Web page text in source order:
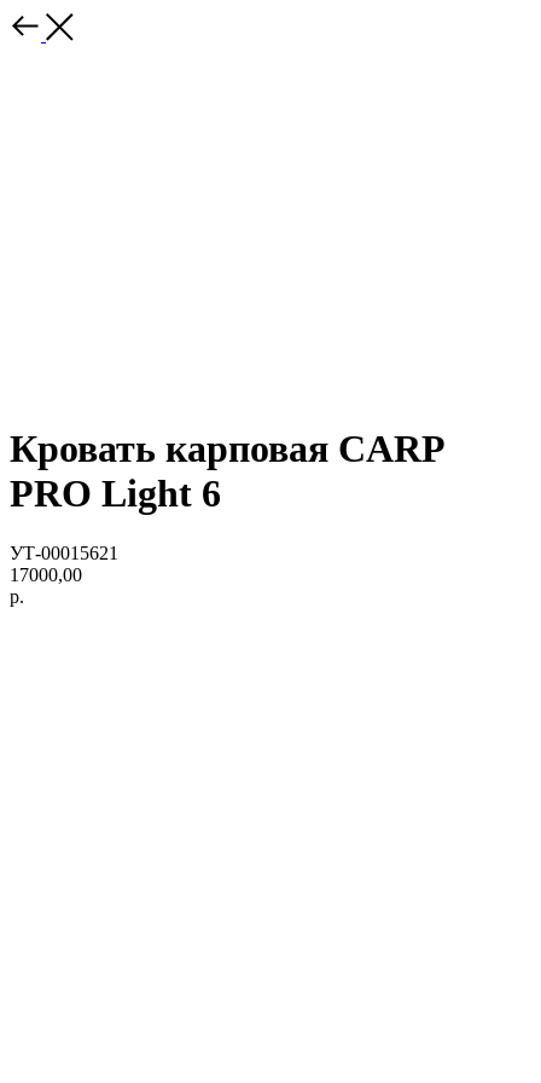
Кровать карповая CARP
PRO Light 6
УТ-00015621
17000,00
р.